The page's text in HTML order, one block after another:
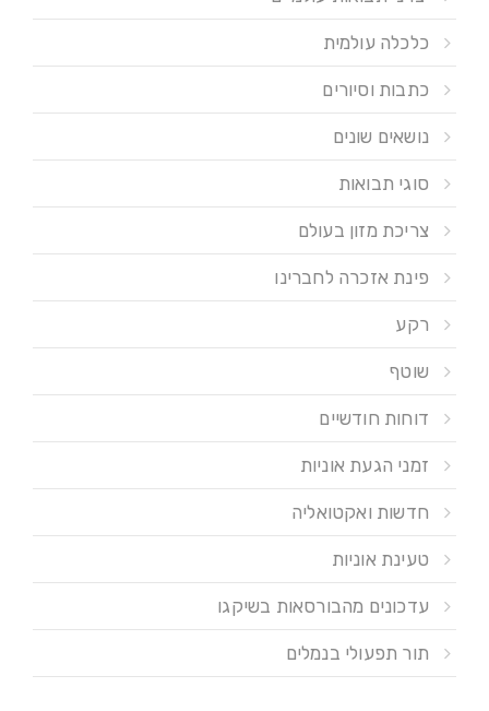
כלכלה עולמית
כתבות וסיורים
נושאים שונים
סוגי תבואות
צריכת מזון בעולם
פינת אזכרה לחברינו
רקע
שוטף
דוחות חודשיים
זמני הגעת אוניות
חדשות ואקטואליה
טעינת אוניות
עדכונים מהבורסאות בשיקגו
תור תפעולי בנמלים